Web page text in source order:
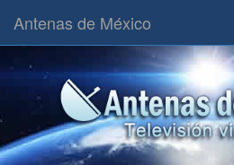
Antenas de México